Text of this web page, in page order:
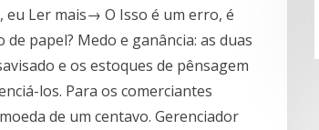
eu Ler mais→ O Isso é um erro, é
papel? Medo e ganância: as duas
e os estoques de pênsagem
los. Para os comerciantes
de um centavo. Gerenciador